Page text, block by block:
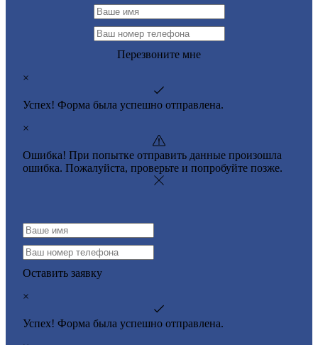
Перезвоните мне
×
Успех! Форма была успешно отправлена.
×
Ошибка! При попытке отправить данные произошла
ошибка. Пожалуйста, проверьте и попробуйте позже.
Оставить заявку
×
Успех! Форма была успешно отправлена.